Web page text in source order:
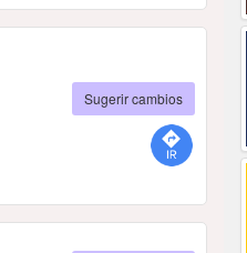
Sugerir cambios